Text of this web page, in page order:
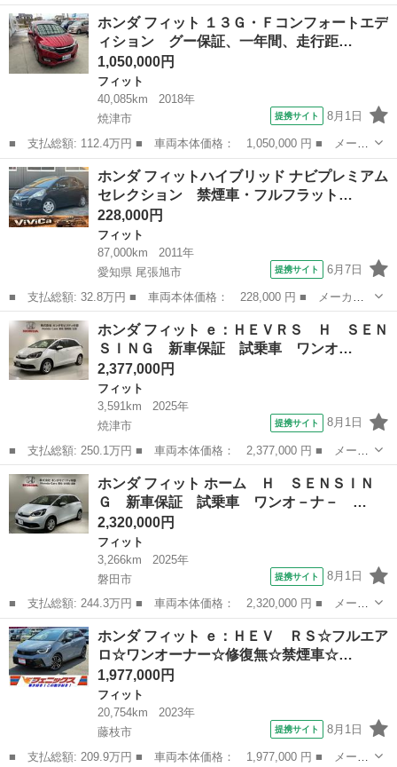
ー名： ホンダ ■ 車種名： フィット ■ グレード名： １３Ｇ・
Ｌ ホンダセンシング グー保証、一年間、走行距離無制限付、グー
故障診断...
静岡 焼津市 フィット
ホンダ フィット １３Ｇ・Ｆコンフォートエデ
ィション グー保証、一年間、走行距…
1,050,000円
フィット
40,085km
2018年
焼津市
提携サイト 8月1日
■ 支払総額: 112.4万円 ■ 車両本体価格： 1,050,000 円 ■ メーカ
ー名： ホンダ ■ 車種名： フィット ■ グレード名： １３Ｇ・
Ｆコンフォートエディション グー保証、一年間、走行距離無制限
付、グー故...
静岡 焼津市 フィット
ホンダ フィットハイブリッド ナビプレミアム
セレクション 禁煙車・フルフラット…
228,000円
フィット
87,000km
2011年
愛知県 尾張旭市
提携サイト 6月7日
■ 支払総額: 32.8万円 ■ 車両本体価格： 228,000 円 ■ メーカー
名： ホンダ ■ 車種名： フィットハイブリッド ■ グレード
名： ナビプレミアムセレクション 禁煙車・フルフラット・クルー
ズコントロール・...
愛知 尾張旭市 フィット
ホンダ フィット ｅ：ＨＥＶＲＳ Ｈ ＳＥＮ
ＳＩＮＧ 新車保証 試乗車 ワンオ…
2,377,000円
フィット
3,591km
2025年
焼津市
提携サイト 8月1日
■ 支払総額: 250.1万円 ■ 車両本体価格： 2,377,000 円 ■ メーカ
ー名： ホンダ ■ 車種名： フィット ■ グレード名： ｅ：ＨＥ
ＶＲＳ Ｈ ＳＥＮＳＩＮＧ 新車保証 試乗車 ワンオ－ナ－ 純
正ナビ ...
静岡 焼津市 フィット
ホンダ フィット ホーム Ｈ ＳＥＮＳＩＮ
Ｇ 新車保証 試乗車 ワンオ－ナ－ …
2,320,000円
フィット
3,266km
2025年
磐田市
提携サイト 8月1日
■ 支払総額: 244.3万円 ■ 車両本体価格： 2,320,000 円 ■ メーカ
ー名： ホンダ ■ 車種名： フィット ■ グレード名： ホーム
Ｈ ＳＥＮＳＩＮＧ 新車保証 試乗車 ワンオ－ナ－ ナビＬＸＭ
－２４２...
静岡 磐田市 フィット
ホンダ フィット ｅ：ＨＥＶ ＲＳ☆フルエア
ロ☆ワンオーナー☆修復無☆禁煙車☆…
1,977,000円
フィット
20,754km
2023年
藤枝市
提携サイト 8月1日
■ 支払総額: 209.9万円 ■ 車両本体価格： 1,977,000 円 ■ メーカ